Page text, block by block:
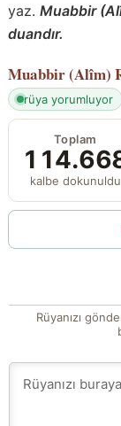
yaz. Muabbir
duandır.
Muabbir (Alîm)
rüya yorumluyor
Toplam
kalbe dokunuldu
Rüyanızı